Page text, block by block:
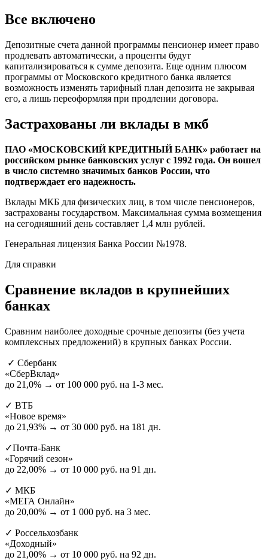
Все включено
Депозитные счета данной программы пенсионер имеет право
продлевать автоматически, а проценты будут
капитализироваться к сумме депозита. Еще одним плюсом
программы от Московского кредитного банка является
возможность изменять тарифный план депозита не закрывая
его, а лишь переоформляя при продлении договора.
Застрахованы ли вклады в мкб
ПАО «МОСКОВСКИЙ КРЕДИТНЫЙ БАНК» работает на
российском рынке банковских услуг с 1992 года. Он вошел
в число системно значимых банков России, что
подтверждает его надежность.
Вклады МКБ для физических лиц, в том числе пенсионеров,
застрахованы государством. Максимальная сумма возмещения
на сегодняшний день составляет 1,4 млн рублей.
Генеральная лицензия Банка России №1978.
Для справки
Сравнение вкладов в крупнейших
банках
Сравним наиболее доходные срочные депозиты (без учета
комплексных предложений) в крупных банках России.
✓ Сбербанк
«СберВклад»
до 21,0% → от 100 000 руб. на 1-3 мес.
✓ ВТБ
«Новое время»
до 21,93% → от 30 000 руб. на 181 дн.
✓Почта-Банк
«Горячий сезон»
до 22,00% → от 10 000 руб. на 91 дн.
✓ МКБ
«МЕГА Онлайн»
до 20,00% → от 1 000 руб. на 3 мес.
✓ Россельхозбанк
«Доходный»
до 21,00% → от 10 000 руб. на 92 дн.